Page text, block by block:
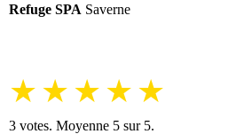
Refuge SPA Saverne
★ ★ ★ ★ ★
3 votes. Moyenne 5 sur 5.